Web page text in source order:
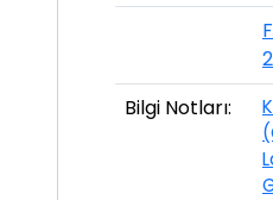
Bilgi Notları: